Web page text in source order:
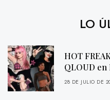
LO
HOT
QLOUD en
28 DE JULIO DE